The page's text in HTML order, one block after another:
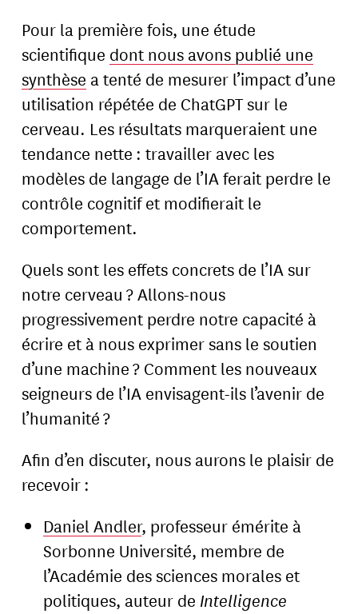
Pour la première fois, une étude
scientifique dont nous avons publié une
synthèse a tenté de mesurer l’impact d’une
utilisation répétée de ChatGPT sur le
cerveau. Les résultats marqueraient une
tendance nette : travailler avec les
modèles de langage de l’IA ferait perdre le
contrôle cognitif et modifierait le
comportement.
Quels sont les effets concrets de l’IA sur
notre cerveau ? Allons-nous
progressivement perdre notre capacité à
écrire et à nous exprimer sans le soutien
d’une machine ? Comment les nouveaux
seigneurs de l’IA envisagent-ils l’avenir de
l’humanité ?
Afin d’en discuter, nous aurons le plaisir de
recevoir :
Daniel Andler, professeur émérite à
Sorbonne Université, membre de
l’Académie des sciences morales et
politiques, auteur de Intelligence